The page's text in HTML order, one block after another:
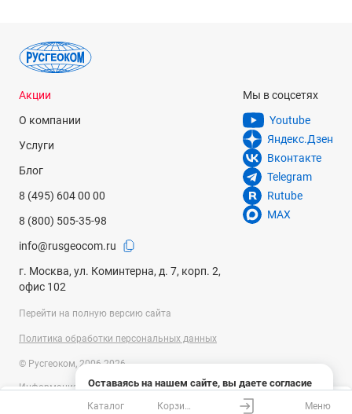
Оставаясь на нашем сайте, вы даете согласие
на использование файлов cookies и сбор данных
системами веб-аналитики
Акции
О компании
Услуги
Блог
8 (495) 604 00 00
8 (800) 505-35-98
info@rusgeocom.ru
г. Москва, ул. Коминтерна, д. 7, корп. 2,
офис 102
Мы в соцсетях
Youtube
Яндекс.Дзен
Вконтакте
Telegram
Rutube
MAX
Перейти на полную версию сайта
Политика обработки персональных данных
© Русгеоком, 2006-2026
Информация на сайте носит справочный характер и не является
публичной офертой, определяемой положениями Статьи 437
Каталог Корзина Меню